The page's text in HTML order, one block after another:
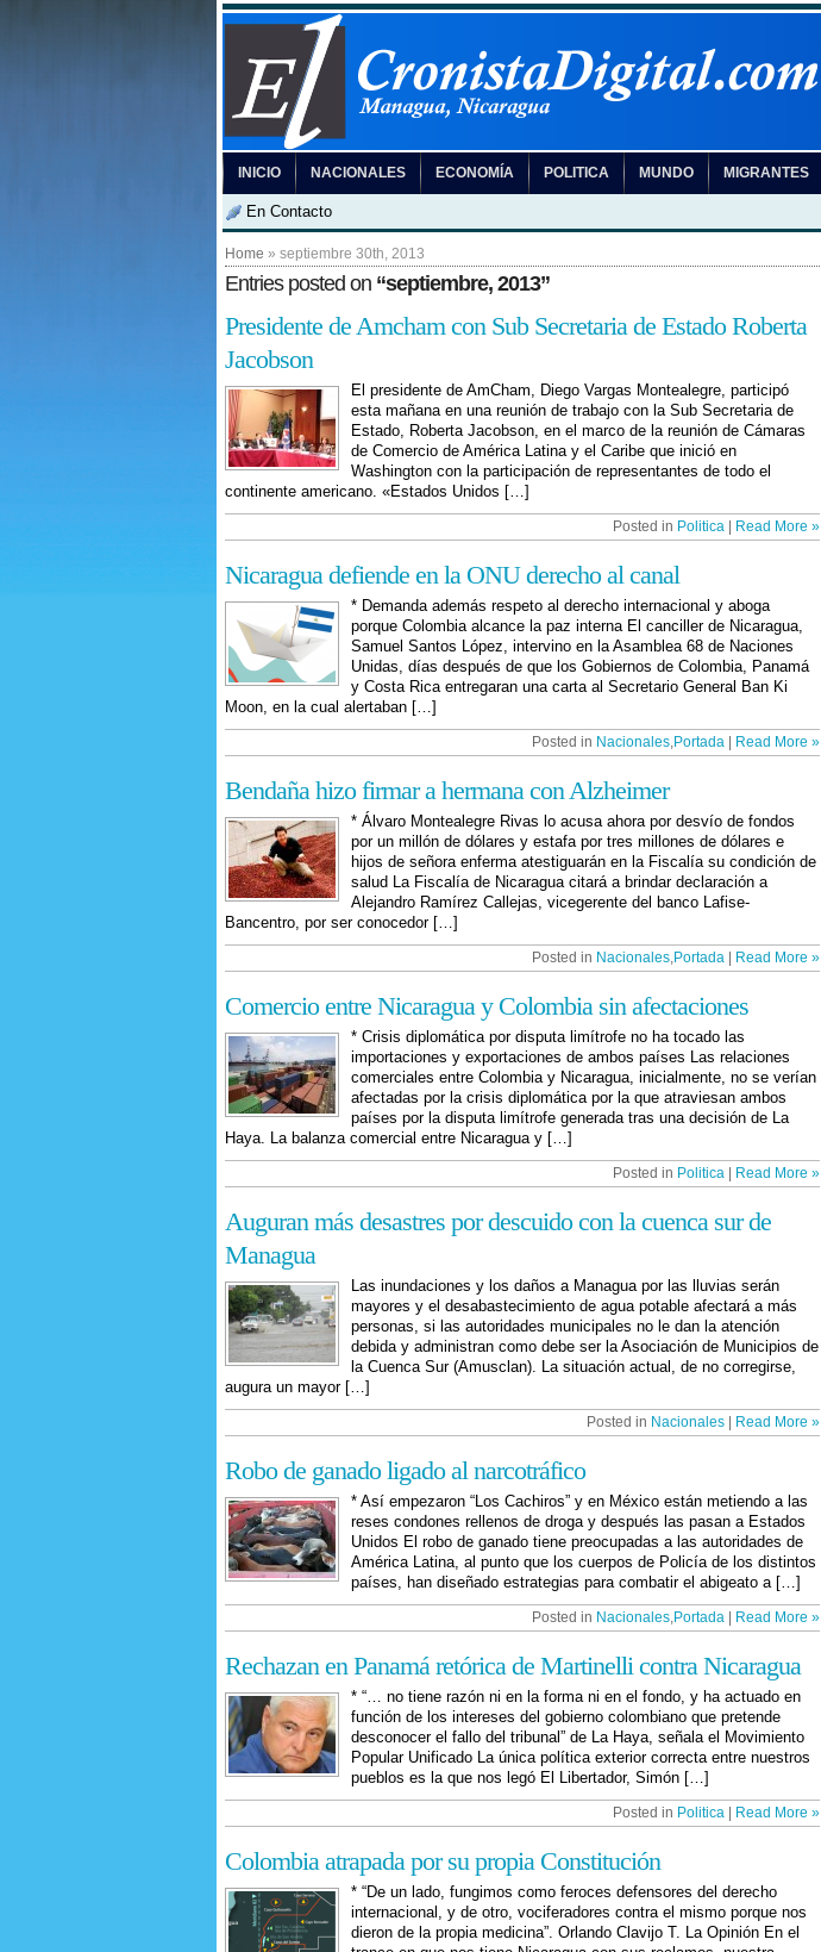
INICIO NACIONALES ECONOMÍA POLITICA MUNDO MIGRANTES
En Contacto
Home » septiembre 30th, 2013
Entries posted on “septiembre, 2013”
Presidente de Amcham con Sub Secretaria de Estado Roberta
Jacobson
El presidente de AmCham, Diego Vargas Montealegre, participó
esta mañana en una reunión de trabajo con la Sub Secretaria de
Estado, Roberta Jacobson, en el marco de la reunión de Cámaras
de Comercio de América Latina y el Caribe que inició en
Washington con la participación de representantes de todo el
continente americano. «Estados Unidos […]
Posted in Politica Read More »
Nicaragua defiende en la ONU derecho al canal
* Demanda además respeto al derecho internacional y aboga
porque Colombia alcance la paz interna El canciller de Nicaragua,
Samuel Santos López, intervino en la Asamblea 68 de Naciones
Unidas, días después de que los Gobiernos de Colombia, Panamá
y Costa Rica entregaran una carta al Secretario General Ban Ki
Moon, en la cual alertaban […]
Posted in Nacionales,Portada Read More »
Bendaña hizo firmar a hermana con Alzheimer
* Álvaro Montealegre Rivas lo acusa ahora por desvío de fondos
por un millón de dólares y estafa por tres millones de dólares e
hijos de señora enferma atestiguarán en la Fiscalía su condición de
salud La Fiscalía de Nicaragua citará a brindar declaración a
Alejandro Ramírez Callejas, vicegerente del banco Lafise-
Bancentro, por ser conocedor […]
Posted in Nacionales,Portada Read More »
Comercio entre Nicaragua y Colombia sin afectaciones
* Crisis diplomática por disputa limítrofe no ha tocado las
importaciones y exportaciones de ambos países Las relaciones
comerciales entre Colombia y Nicaragua, inicialmente, no se verían
afectadas por la crisis diplomática por la que atraviesan ambos
países por la disputa limítrofe generada tras una decisión de La
Haya. La balanza comercial entre Nicaragua y […]
Posted in Politica Read More »
Auguran más desastres por descuido con la cuenca sur de
Managua
Las inundaciones y los daños a Managua por las lluvias serán
mayores y el desabastecimiento de agua potable afectará a más
personas, si las autoridades municipales no le dan la atención
debida y administran como debe ser la Asociación de Municipios de
la Cuenca Sur (Amusclan). La situación actual, de no corregirse,
augura un mayor […]
Posted in Nacionales Read More »
Robo de ganado ligado al narcotráfico
* Así empezaron “Los Cachiros” y en México están metiendo a las
reses condones rellenos de droga y después las pasan a Estados
Unidos El robo de ganado tiene preocupadas a las autoridades de
América Latina, al punto que los cuerpos de Policía de los distintos
países, han diseñado estrategias para combatir el abigeato a […]
Posted in Nacionales,Portada Read More »
Rechazan en Panamá retórica de Martinelli contra Nicaragua
* “… no tiene razón ni en la forma ni en el fondo, y ha actuado en
función de los intereses del gobierno colombiano que pretende
desconocer el fallo del tribunal” de La Haya, señala el Movimiento
Popular Unificado La única política exterior correcta entre nuestros
pueblos es la que nos legó El Libertador, Simón […]
Posted in Politica Read More »
Colombia atrapada por su propia Constitución
* “De un lado, fungimos como feroces defensores del derecho
internacional, y de otro, vociferadores contra el mismo porque nos
dieron de la propia medicina”. Orlando Clavijo T. La Opinión En el